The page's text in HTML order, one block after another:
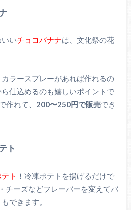
いいチョコバナナは、文化祭の花
ラースプレーがあれば作れるの
仕込めるのも嬉しいポイントで
作れて、 200〜250円で販売でき
ト
ト ！冷凍ポテトを揚げるだけで
チーズなどフレーバーを変えてバ
できます。